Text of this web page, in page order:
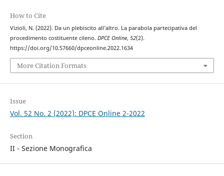
How to Cite
Vizioli, N. (2022). Da un plebiscito all’altro. La parabola partecipativa del
procedimento costituente cileno. DPCE Online, 52(2).
https://doi.org/10.57660/dpceonline.2022.1634
More Citation Formats
Issue
Vol. 52 No. 2 (2022): DPCE Online 2-2022
Section
II - Sezione Monografica